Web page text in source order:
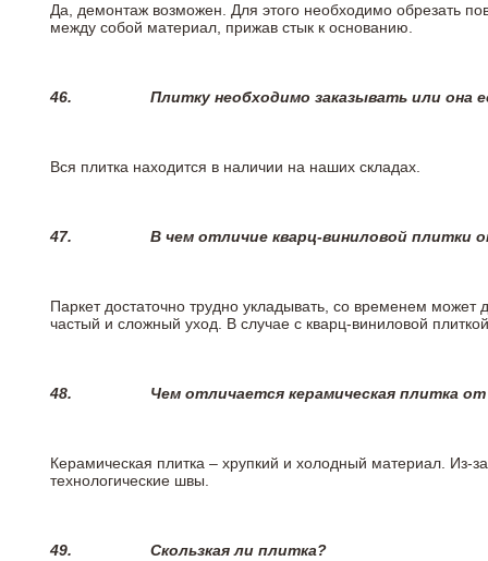
Да, демонтаж возможен. Для этого необходимо обрезать
между собой материал, прижав стык к основанию.
46. Плитку необходимо заказывать или она
Вся плитка находится в наличии на наших складах.
47. В чем отличие кварц-виниловой плитки
Паркет достаточно трудно укладывать, со временем
частый и сложный уход. В случае с кварц-виниловой
48. Чем отличается керамическая плитка
Керамическая плитка – хрупкий и холодный материал. Из-
технологические швы.
49. Скользкая ли плитка?